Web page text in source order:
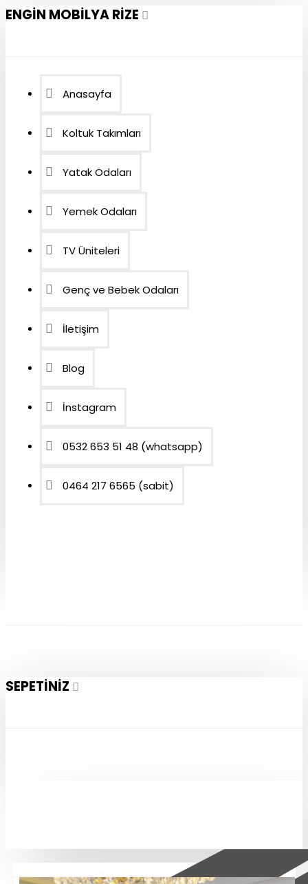
ENGIN MOBILYA RIZE
Anasayfa
Koltuk Takımları
Yatak Odaları
Yemek Odaları
TV Üniteleri
Genç ve Bebek Odaları
İletişim
Blog
İnstagram
0532 653 51 48 (whatsapp)
0464 217 6565 (sabit)
SEPETINIZ